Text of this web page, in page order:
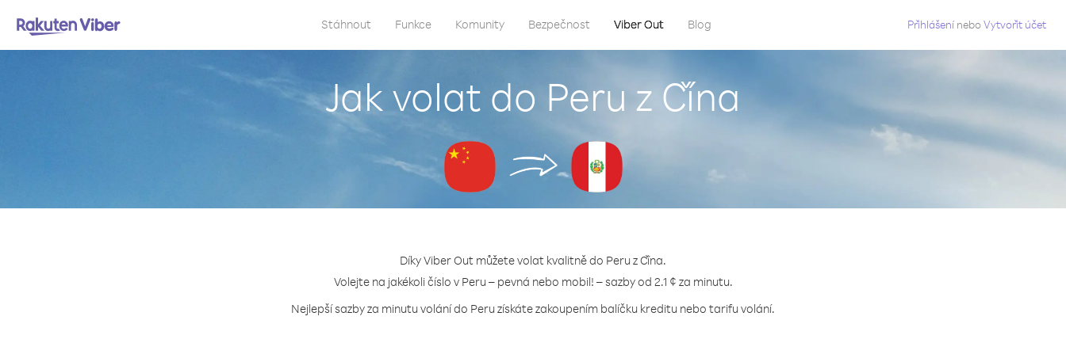
Stáhnout Funkce Komunity Bezpečnost Viber Out Blog Přihlášení neboVytvořit účet
Jak volat do Peru z Čína
Díky Viber Out můžete volat kvalitně do Peru z Čína.
Volejte na jakékoli číslo v Peru – pevná nebo mobil! – sazby od 2.1 ¢ za minutu.
Nejlepší sazby za minutu volání do Peru získáte zakoupením balíčku kreditu nebo tarifu volání.